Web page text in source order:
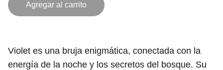
Agregar al carrito
Violet es una bruja enigmática, conectada con la
energía de la noche y los secretos del bosque. Su